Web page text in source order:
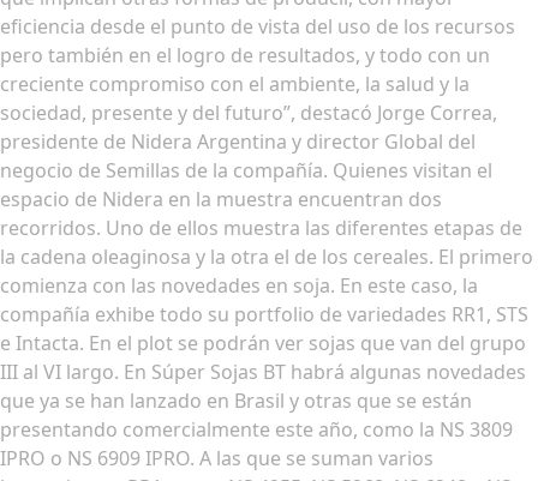
eficiencia desde el punto de vista del uso de los recursos
pero también en el logro de resultados, y todo con un
creciente compromiso con el ambiente, la salud y la
sociedad, presente y del futuro”, destacó Jorge Correa,
presidente de Nidera Argentina y director Global del
negocio de Semillas de la compañía. Quienes visitan el
espacio de Nidera en la muestra encuentran dos
recorridos. Uno de ellos muestra las diferentes etapas de
la cadena oleaginosa y la otra el de los cereales. El primero
comienza con las novedades en soja. En este caso, la
compañía exhibe todo su portfolio de variedades RR1, STS
e Intacta. En el plot se podrán ver sojas que van del grupo
III al VI largo. En Súper Sojas BT habrá algunas novedades
que ya se han lanzado en Brasil y otras que se están
presentando comercialmente este año, como la NS 3809
IPRO o NS 6909 IPRO. A las que se suman varios